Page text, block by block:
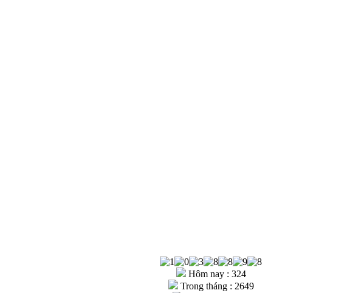
Hôm nay : 324
Trong tháng : 2649